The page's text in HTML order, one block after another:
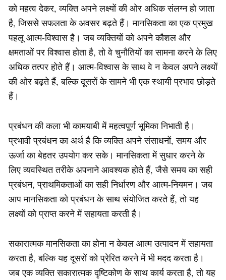
को महत्व देकर, व्यक्ति अपने लक्ष्यों की ओर अधिक संलग्न हो जाता
है, जिससे सफलता के अवसर बढ़ते हैं। मानसिकता का एक प्रमुख
पहलू आत्म-विश्वास है। जब व्यक्तियों को अपने कौशल और
क्षमताओं पर विश्वास होता है, तो वे चुनौतियों का सामना करने के लिए
अधिक तत्पर होते हैं। आत्म-विश्वास के साथ वे न केवल अपने लक्ष्यों
की ओर बढ़ते हैं, बल्कि दूसरों के सामने भी एक स्थायी प्रभाव छोड़ते
हैं।
प्रबंधन की कला भी कामयाबी में महत्वपूर्ण भूमिका निभाती है।
प्रभावी प्रबंधन का अर्थ है कि व्यक्ति अपने संसाधनों, समय और
ऊर्जा का बेहतर उपयोग कर सके। मानसिकता में सुधार करने के
लिए व्यवस्थित तरीके अपनाने आवश्यक होते हैं, जैसे समय का सही
प्रबंधन, प्राथमिकताओं का सही निर्धारण और आत्म-नियमन। जब
आप मानसिकता को प्रबंधन के साथ संयोजित करते हैं, तो यह
लक्ष्यों को प्राप्त करने में सहायता करती है।
सकारात्मक मानसिकता का होना न केवल आत्म उत्पादन में सहायता
करता है, बल्कि यह दूसरों को प्रेरित करने में भी मदद करता है।
जब एक व्यक्ति सकारात्मक दृष्टिकोण के साथ कार्य करता है, तो यह